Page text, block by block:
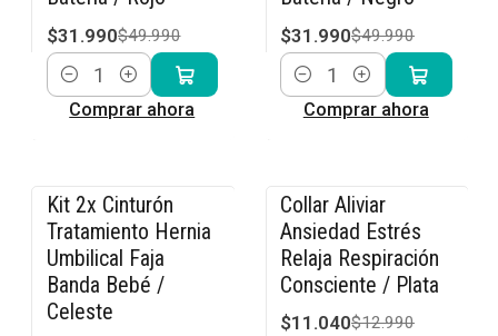
$31.990$49.990
Cantidad
Comprar ahora
$31.990$49.990
Cantidad
Comprar ahora
-15% OFF
Kit 2x Cinturón
Tratamiento Hernia
Umbilical Faja
Banda Bebé /
Celeste
-15% OFF
Collar Aliviar
Ansiedad Estrés
Relaja Respiración
Consciente / Plata
$11.040$12.990